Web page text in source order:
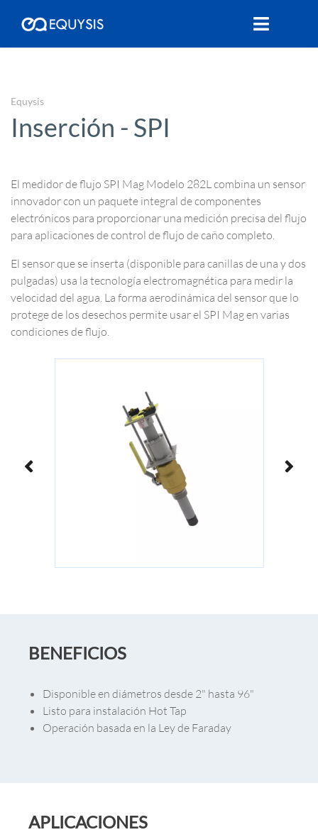
Equysis
Inserción - SPI
El medidor de flujo SPI Mag Modelo 282L combina un sensor
innovador con un paquete integral de componentes
electrónicos para proporcionar una medición precisa del flujo
para aplicaciones de control de flujo de caño completo.
El sensor que se inserta (disponible para canillas de una y dos
pulgadas) usa la tecnología electromagnética para medir la
velocidad del agua. La forma aerodinámica del sensor que lo
protege de los desechos permite usar el SPI Mag en varias
condiciones de flujo.
BENEFICIOS
Disponible en diámetros desde 2" hasta 96"
Listo para instalación Hot Tap
Operación basada en la Ley de Faraday
APLICACIONES